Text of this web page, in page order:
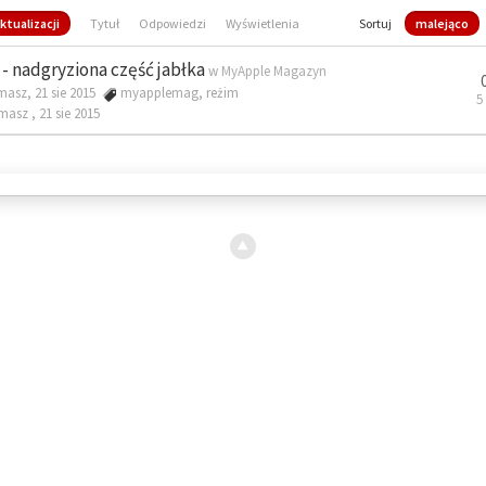
Tytuł Odpowiedzi Wyświetlenia Sortuj malejąco
nadgryziona część jabłkaw MyApple Magazyn
21 sie 2015
myapplemag, reżim
, 21 sie 2015